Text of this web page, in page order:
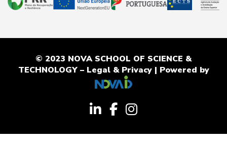
© 2023 NOVA SCHOOL OF SCIENCE &
TECHNOLOGY – Legal & Privacy| Powered by